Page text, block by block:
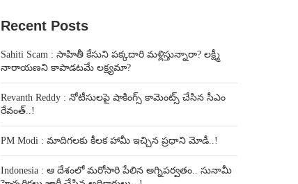
Recent Posts
Sahiti Scam : సాహితీ కేసుని పక్కదారి మళ్లిస్తున్నారా? లక్ష్మీ
నారాయణని కాపాడటమే లక్ష్యమా?
Revanth Reddy : నోటీసులపై షాకింగ్స్ కామెంట్స్ చేసిన సీఎం
రేవంత్..!
PM Modi : మాదిగలకు కీలక హామీ ఇచ్చిన ప్రధాని మోడీ..!
Indonesia : ఆ దేశంలో మరోసారి పేలిన అగ్నిపర్వతం.. సునామీ